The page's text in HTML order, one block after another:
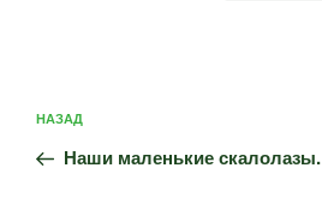
по
записям
Предыдущая
запись:
НАЗАД
Наши маленькие скалолазы.